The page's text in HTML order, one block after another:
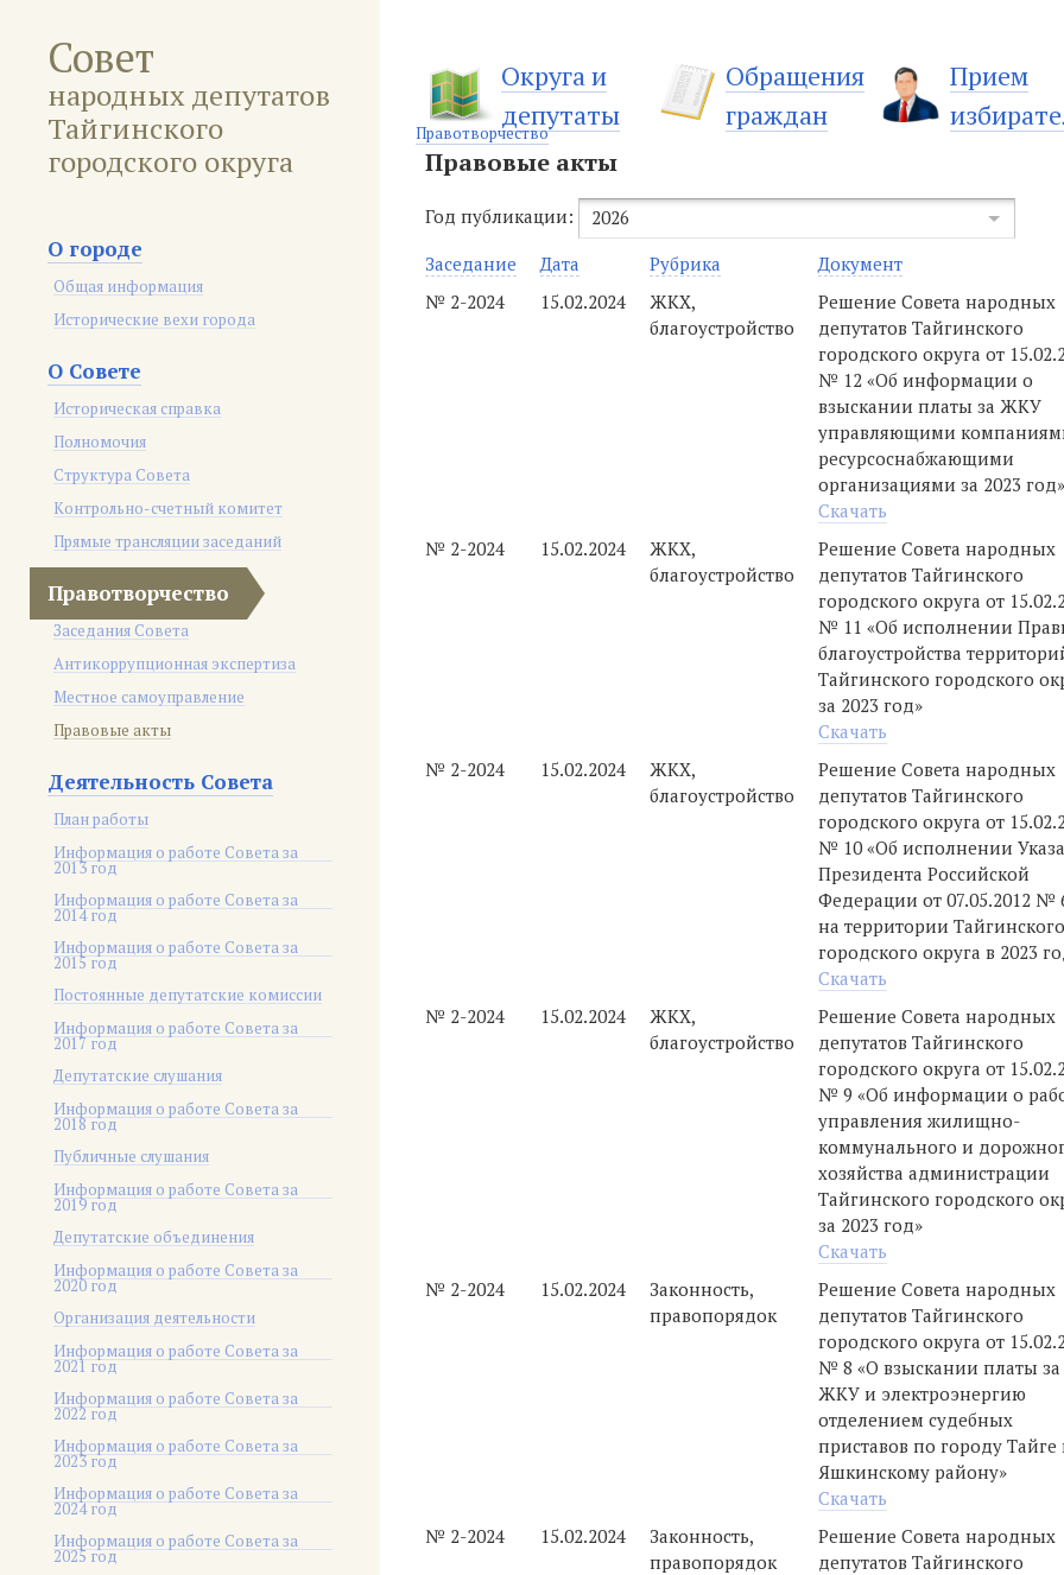
Совет
народных депутатов
Тайгинского
городского округа
О городе
Общая информация
Исторические вехи города
О Совете
Историческая справка
Полномочия
Структура Совета
Контрольно-счетный комитет
Прямые трансляции заседаний
Правотворчество
Заседания Совета
Антикоррупционная экспертиза
Местное самоуправление
Правовые акты
Деятельность Совета
План работы
Информация о работе Совета за
2013 год
Информация о работе Совета за
2014 год
Информация о работе Совета за
2015 год
Постоянные депутатские комиссии
Информация о работе Совета за
2017 год
Депутатские слушания
Информация о работе Совета за
2018 год
Публичные слушания
Информация о работе Совета за
2019 год
Депутатские объединения
Информация о работе Совета за
2020 год
Организация деятельности
Информация о работе Совета за
2021 год
Информация о работе Совета за
2022 год
Информация о работе Совета за
2023 год
Информация о работе Совета за
2024 год
Информация о работе Совета за
2025 год
Округа и
депутаты
Обращения
граждан
Прием
Правотворчество
Правовые акты
Год публикации:
2026
Заседание
Дата Рубрика
Документ
№ 2-2024
15.02.2024
ЖКХ,
благоустройство
Решение Совета народных
депутатов Тайгинского
городского округа от
№ 12 «Об информации о
взыскании платы за ЖКУ
управляющими
ресурсоснабжающими
организациями за 2023 год»
Скачать
№ 2-2024
15.02.2024
ЖКХ,
благоустройство
Решение Совета народных
депутатов Тайгинского
городского округа от
№ 11 «Об исполнении
благоустройства
Тайгинского городского
за 2023 год»
Скачать
№ 2-2024
15.02.2024
ЖКХ,
благоустройство
Решение Совета народных
депутатов Тайгинского
городского округа от
№ 10 «Об исполнении Указа
Президента Российской
Федерации от 07.05.2012 №
на территории Тайгинского
городского округа в 2023
Скачать
№ 2-2024
15.02.2024
ЖКХ,
благоустройство
Решение Совета народных
депутатов Тайгинского
городского округа от
№ 9 «Об информации о
управления жилищно-
коммунального и
хозяйства администрации
Тайгинского городского
за 2023 год»
Скачать
№ 2-2024
15.02.2024
Законность,
правопорядок
Решение Совета народных
депутатов Тайгинского
городского округа от
№ 8 «О взыскании платы за
ЖКУ и электроэнергию
отделением судебных
приставов по городу Тайге
Яшкинскому району»
Скачать
№ 2-2024
15.02.2024
Законность,
правопорядок
Решение Совета народных
депутатов Тайгинского